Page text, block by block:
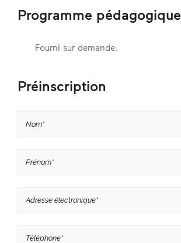
Programme pédagogique
Fourni sur demande.
Préinscription